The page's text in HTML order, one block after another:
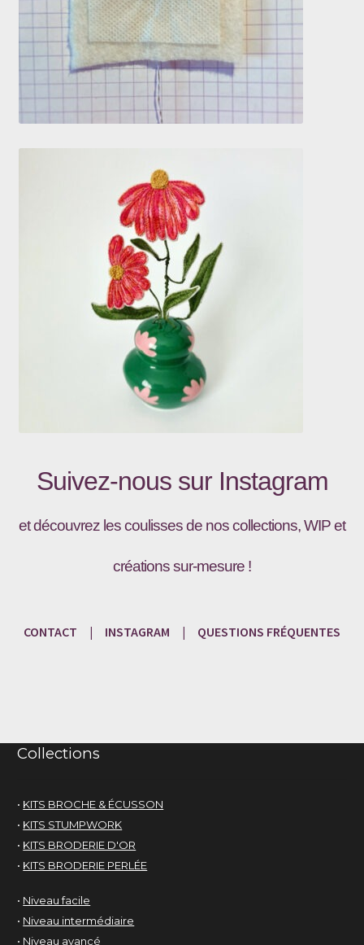
Suivez-nous sur Instagram
et découvrez les coulisses de nos collections, WIP et
créations sur-mesure !
CONTACT | INSTAGRAM | QUESTIONS FRÉQUENTES
Collections
• KITS BROCHE & ÉCUSSON
• KITS STUMPWORK
• KITS BRODERIE D'OR
• KITS BRODERIE PERLÉE
• Niveau facile
• Niveau intermédiaire
• Niveau avancé